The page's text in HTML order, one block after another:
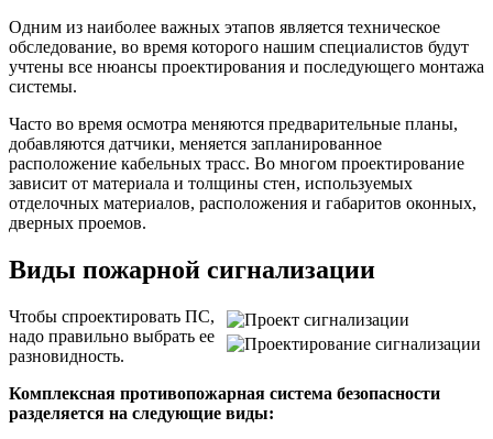
Одним из наиболее важных этапов является техническое
обследование, во время которого нашим специалистов будут
учтены все нюансы проектирования и последующего монтажа
системы.
Часто во время осмотра меняются предварительные планы,
добавляются датчики, меняется запланированное
расположение кабельных трасс. Во многом проектирование
зависит от материала и толщины стен, используемых
отделочных материалов, расположения и габаритов оконных,
дверных проемов.
Виды пожарной сигнализации
Чтобы спроектировать ПС,
надо правильно выбрать ее
разновидность.
Комплексная противопожарная система безопасности
разделяется на следующие виды: